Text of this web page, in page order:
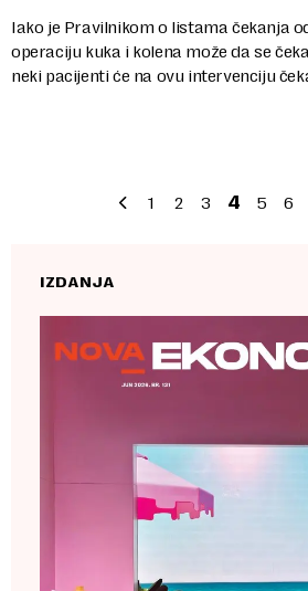
Iako je Pravilnikom o listama čekanja
operaciju kuka i kolena može da se
neki pacijenti će na ovu intervenciju
1 2 3 4 5 6
IZDANJA